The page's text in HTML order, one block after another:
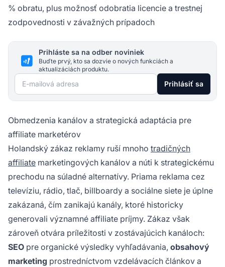
% obratu, plus možnosť odobratia licencie a trestnej
zodpovednosti v závažných prípadoch
Prihláste sa na odber noviniek
Buďte prvý, kto sa dozvie o nových funkciách a
aktualizáciách produktu.
E-mailová adresa Prihlásiť sa
Obmedzenia kanálov a strategická adaptácia pre
affiliate marketérov
Holandský zákaz reklamy ruší mnoho tradičných
affiliate marketingových kanálov a núti k strategickému
prechodu na súladné alternatívy. Priama reklama cez
televíziu, rádio, tlač, billboardy a sociálne siete je úplne
zakázaná, čím zanikajú kanály, ktoré historicky
generovali významné affiliate príjmy. Zákaz však
zároveň otvára príležitosti v zostávajúcich kanáloch:
SEO pre organické výsledky vyhľadávania, obsahový
marketing prostredníctvom vzdelávacích článkov a